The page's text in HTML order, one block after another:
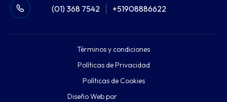
(01) 368 7542 +51908886622
Términos y condiciones
Políticas de Privacidad
Políticas de Cookies
Diseño Web por